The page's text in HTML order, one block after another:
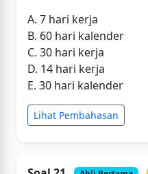
A. 7 hari kerja
B. 60 hari kalender
C. 30 hari kerja
D. 14 hari kerja
E. 30 hari kalender
Lihat Pembahasan